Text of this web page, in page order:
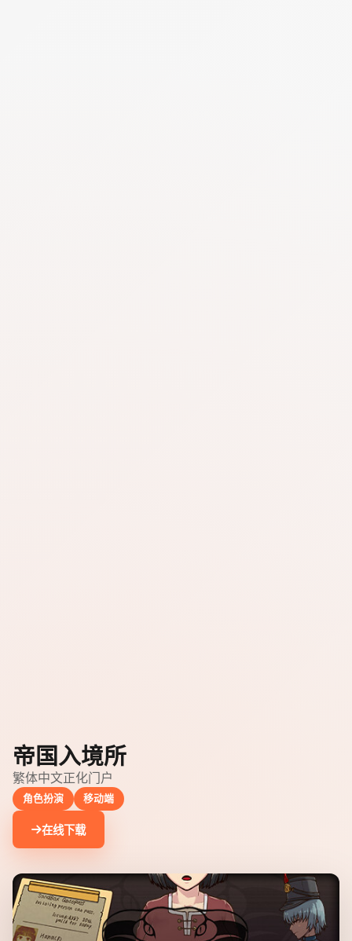
帝国入境所
繁体中文正化门户
角色扮演 移动端
在线下载